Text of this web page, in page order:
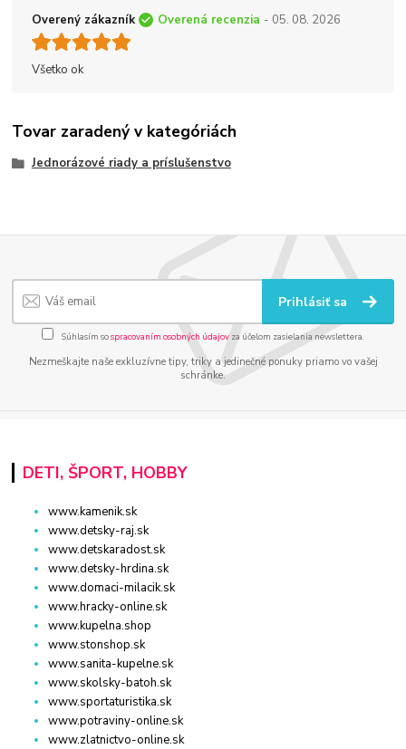
Overený zákazník Overená recenzia - 05. 08. 2026
Všetko ok
Tovar zaradený v kategóriách
Jednorázové riady a príslušenstvo
Prihlásiť sa
Súhlasím sospracovaním osobných údajov za účelom zasielania newslettera.
Nezmeškajte naše exkluzívne tipy, triky a jedinečné ponuky priamo vo vašej
schránke.
DETI, ŠPORT, HOBBY
www.kamenik.sk
www.detsky-raj.sk
www.detskaradost.sk
www.detsky-hrdina.sk
www.domaci-milacik.sk
www.hracky-online.sk
www.kupelna.shop
www.stonshop.sk
www.sanita-kupelne.sk
www.skolsky-batoh.sk
www.sportaturistika.sk
www.potraviny-online.sk
www.zlatnictvo-online.sk